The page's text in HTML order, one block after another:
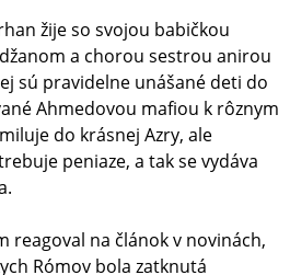
žije so svojou babičkou
a chorou sestrou anirou
sú pravidelne unášané deti do
Ahmedovou mafiou k rôznym
do krásnej Azry, ale
peniaze, a tak se vydáva
reagoval na článok v novinách,
Rómov bola zatknutá